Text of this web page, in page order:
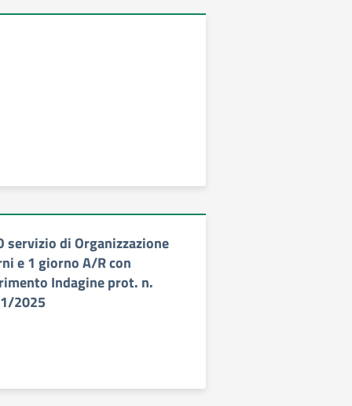
servizio di Organizzazione
e 1 giorno A/R con
Indagine prot. n.
2025